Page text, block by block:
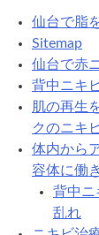
仙台で脂
Sitemap
仙台で赤
背中ニキ
肌の再生
クのニキ
体内から
容体に働
背中ニ
乱れ